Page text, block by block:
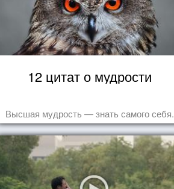
12 цитат о мудрости
Высшая мудрость — знать самого себя.